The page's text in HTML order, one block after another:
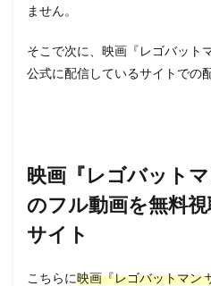
ません。
そこで次に、映画『レゴバット
公式に配信しているサイトでの
映画『レゴバットマ
のフル動画を無料
サイト
こちらに映画『レゴバットマン